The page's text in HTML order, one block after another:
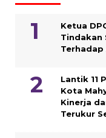
Ketua
Tindakan
Terhadap
Lantik 11
Kota
Kinerja
Terukur